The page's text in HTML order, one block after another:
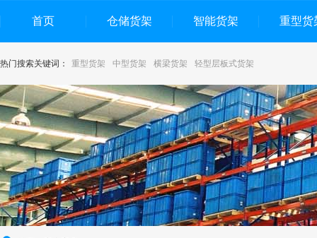
首页 仓储货架 智能货架 重型货
热门搜索关键词： 重型货架 中型货架 横梁货架 轻型层板式货架